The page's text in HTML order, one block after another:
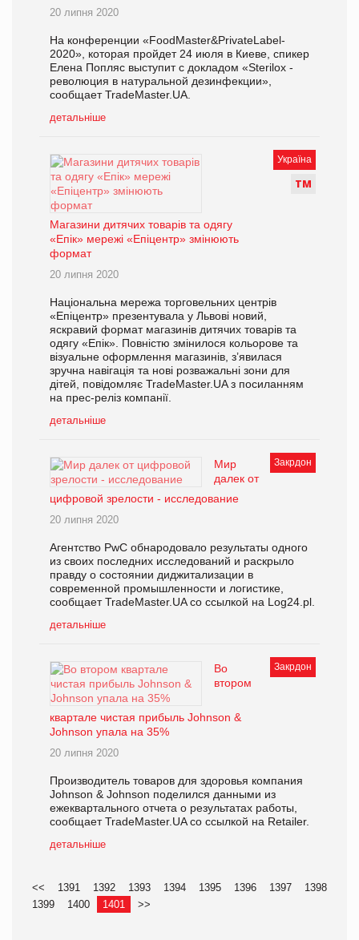
20 липня 2020
На конференции «FoodMaster&PrivateLabel-
2020», которая пройдет 24 июля в Киеве, спикер
Елена Попляс выступит с докладом «Sterilox -
революция в натуральной дезинфекции»,
сообщает TradeMaster.UA.
детальніше
Україна
ТМ
Магазини дитячих товарів та одягу
«Епік» мережі «Епіцентр» змінюють
формат
20 липня 2020
Національна мережа торговельних центрів
«Епіцентр» презентувала у Львові новий,
яскравий формат магазинів дитячих товарів та
одягу «Епік». Повністю змінилося кольорове та
візуальне оформлення магазинів, з’явилася
зручна навігація та нові розважальні зони для
дітей, повідомляє TradeMaster.UA з посиланням
на прес-реліз компанії.
детальніше
Закрдон
Мир
далек от
цифровой зрелости - исследование
20 липня 2020
Агентство PwC обнародовало результаты одного
из своих последних исследований и раскрыло
правду о состоянии диджитализации в
современной промышленности и логистике,
сообщает TradeMaster.UA со ссылкой на Log24.pl.
детальніше
Закрдон
Во
втором
квартале чистая прибыль Johnson &
Johnson упала на 35%
20 липня 2020
Производитель товаров для здоровья компания
Johnson & Johnson поделился данными из
ежеквартального отчета о результатах работы,
сообщает TradeMaster.UA со ссылкой на Retailer.
детальніше
<< 1391 1392 1393 1394 1395 1396 1397
1398
1399
1400 1401 >>